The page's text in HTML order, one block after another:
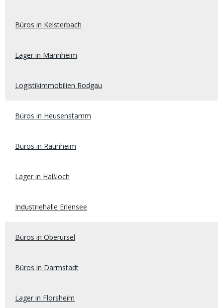
Büros in Kelsterbach
Lager in Mannheim
Logistikimmobilien Rodgau
Büros in Heusenstamm
Büros in Raunheim
Lager in Haßloch
Industriehalle Erlensee
Büros in Oberursel
Büros in Darmstadt
Lager in Flörsheim